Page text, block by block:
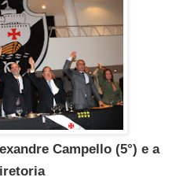
Campello (5°) e a